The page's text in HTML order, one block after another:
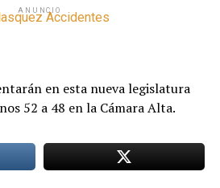
ANUNCIO
en esta nueva legislatura
52 a 48 en la Cámara Alta.